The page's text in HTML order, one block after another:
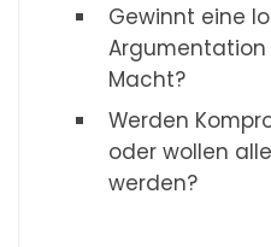
Gewinnt eine
Macht?
Werden
oder wollen
werden?